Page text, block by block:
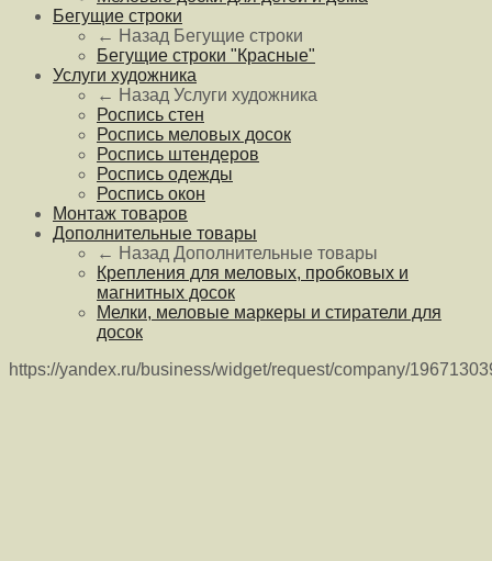
Бегущие строки
← Назад Бегущие строки
Бегущие строки "Красные"
Услуги художника
← Назад Услуги художника
Роспись стен
Роспись меловых досок
Роспись штендеров
Роспись одежды
Роспись окон
Монтаж товаров
Дополнительные товары
← Назад Дополнительные товары
Крепления для меловых, пробковых и
магнитных досок
Мелки, меловые маркеры и стиратели для
досок
https://yandex.ru/business/widget/request/company/